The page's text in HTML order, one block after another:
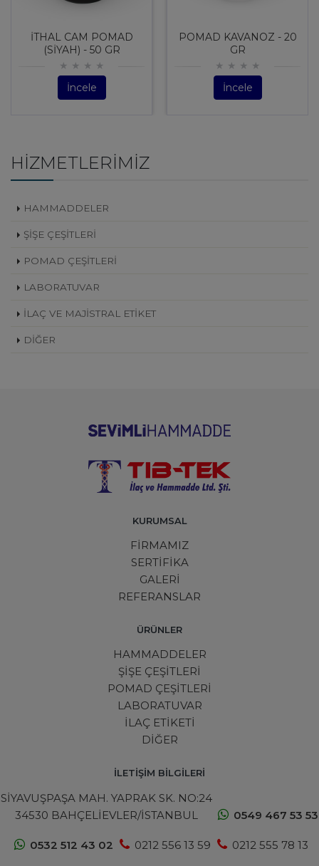
İTHAL CAM POMAD
(SİYAH) - 50 GR
İncele
POMAD KAVANOZ - 20
GR
İncele
HIZMETLERIMIZ
HAMMADDELER
ŞİŞE ÇEŞİTLERİ
POMAD ÇEŞİTLERİ
LABORATUVAR
İLAÇ VE MAJİSTRAL ETİKET
DİĞER
KURUMSAL
FİRMAMIZ
SERTİFİKA
GALERİ
REFERANSLAR
ÜRÜNLER
HAMMADDELER
ŞİŞE ÇEŞİTLERİ
POMAD ÇEŞİTLERİ
LABORATUVAR
İLAÇ ETİKETİ
DİĞER
İLETİŞİM BİLGİLERİ
SİYAVUŞPAŞA MAH. YAPRAK SK. NO:24
34530 BAHÇELİEVLER/İSTANBUL
0549 467 53 53
0532 512 43 02 0212 556 13 59 0212 555 78 13